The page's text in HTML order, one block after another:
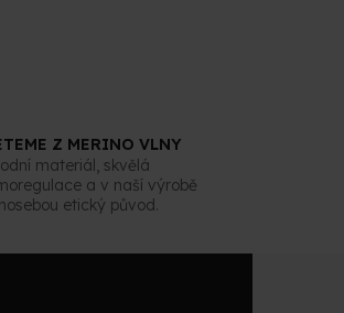
Z MERINO VLNY
materiál, skvělá
a v naší výrobě
etický původ.